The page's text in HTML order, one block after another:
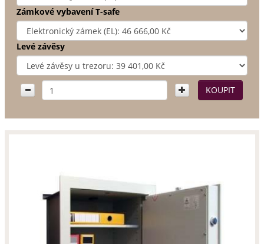
Zámkové vybavení T-safe
Levé závěsy